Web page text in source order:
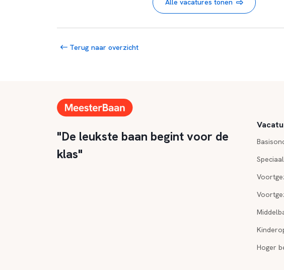
Terug naar overzicht
"De leukste baan begint voor de
klas"
Hoger